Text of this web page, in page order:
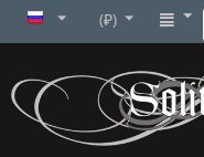
(₽)